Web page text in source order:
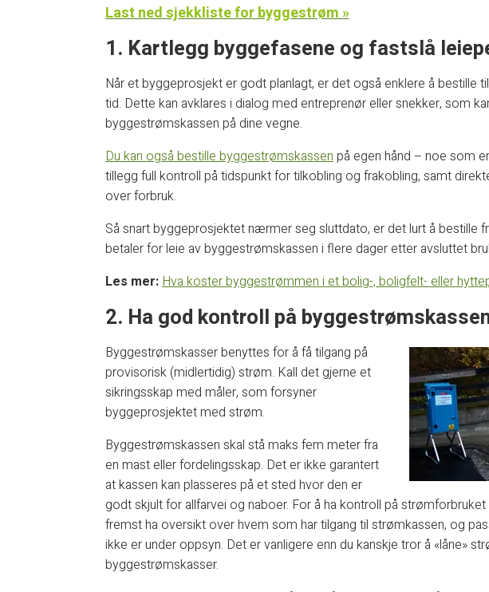
Last ned sjekkliste for byggestrøm »
1. Kartlegg byggefasene og fastslå
Når et byggeprosjekt er godt planlagt, er det også enklere å bestille
tid. Dette kan avklares i dialog med entreprenør eller snekker, som
byggestrømskassen på dine vegne.
Du kan også bestille byggestrømskassenpå egen hånd ­– noe som
tillegg full kontroll på tidspunkt for tilkobling og frakobling, samt
over forbruk.
Så snart byggeprosjektet nærmer seg sluttdato, er det lurt å bestille
betaler for leie av byggestrømskassen i flere dager etter avsluttet
Les mer:Hva koster byggestrømmen i et bolig-, boligfelt- eller
2. Ha god kontroll på
Byggestrømskasser benyttes for å få tilgang på
provisorisk (midlertidig) strøm. Kall det gjerne et
sikringsskap med måler, som forsyner
byggeprosjektet med strøm.
Byggestrømskassen skal stå maks fem meter fra
en mast eller fordelingsskap. Det er ikke garantert
at kassen kan plasseres på et sted hvor den er
godt skjult for allfarvei og naboer. For å ha kontroll på
fremst ha oversikt over hvem som har tilgang til strømkassen, og
ikke er under oppsyn. Det er vanligere enn du kanskje tror å «låne»
byggestrømskasser.